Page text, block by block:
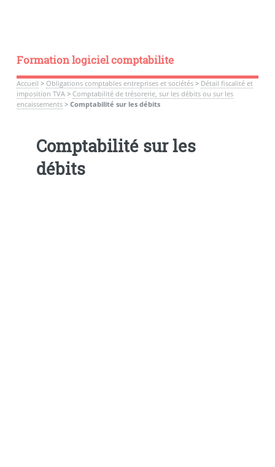
Formation logiciel comptabilite
Accueil > Obligations comptables entreprises et sociétés> Détail fiscalité et
imposition TVA> Comptabilité de trésorerie, sur les débits ou sur les
encaissements> Comptabilité sur les débits
Comptabilité sur les
débits